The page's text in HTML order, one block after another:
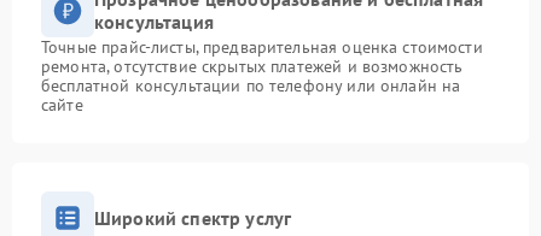
консультация
Точные прайс-листы, предварительная оценка стоимости
ремонта, отсутствие скрытых платежей и возможность
бесплатной консультации по телефону или онлайн на
сайте
Широкий спектр услуг